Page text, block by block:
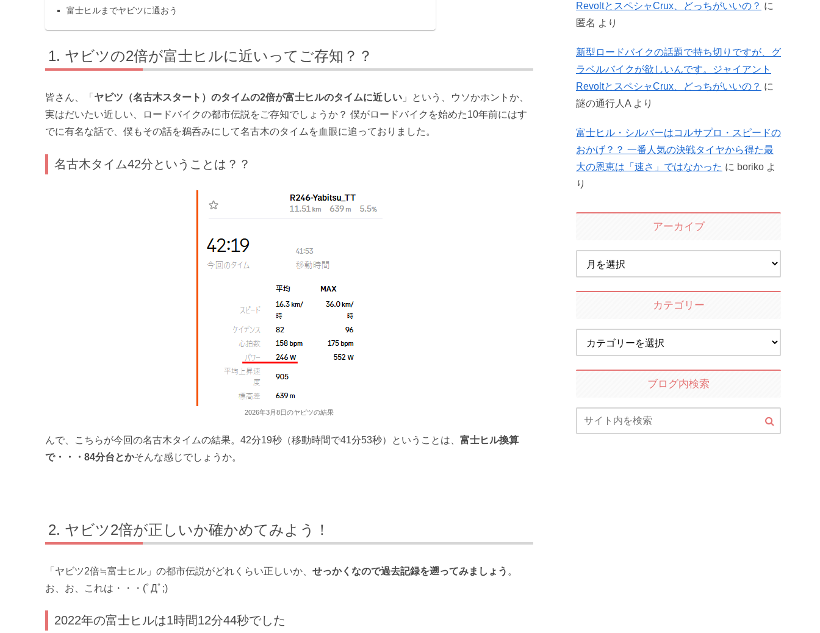
富士ヒルまでヤビツに通おう
ヤビツの2倍が富士ヒルに近いってご存知？？
皆さん、「 ヤビツ（名古木スタート）のタイムの2倍が富士ヒルのタイムに近しい 」という、ウソかホントか、
実はだいたい近しい、ロードバイクの都市伝説をご存知でしょうか？ 僕がロードバイクを始めた10年前にはす
でに有名な話で、僕もその話を鵜呑みにして名古木のタイムを血眼に追っておりました。
名古木タイム42分ということは？？
2026年3月8日のヤビツの結果
んで、こちらが今回の名古木タイムの結果。42分19秒（移動時間で41分53秒）ということは、 富士ヒル換算
で・・・84分台とかそんな感じでしょうか。
ヤビツ2倍が正しいか確かめてみよう！
「ヤビツ2倍≒富士ヒル」の都市伝説がどれくらい正しいか、 せっかくなので過去記録を遡ってみましょう 。
お、お、これは・・・(ﾟДﾟ;)
2022年の富士ヒルは1時間12分44秒でした
RevoltとスペシャCrux、どっちがいいの？ に
匿名 より
新型ロードバイクの話題で持ち切りですが、グ
ラベルバイクが欲しいんです。ジャイアント
RevoltとスペシャCrux、どっちがいいの？ に
謎の通行人A より
富士ヒル・シルバーはコルサプロ・スピードの
おかげ？？ 一番人気の決戦タイヤから得た最
大の恩恵は「速さ」ではなかった に boriko よ
り
アーカイブ
カテゴリー
ブログ内検索